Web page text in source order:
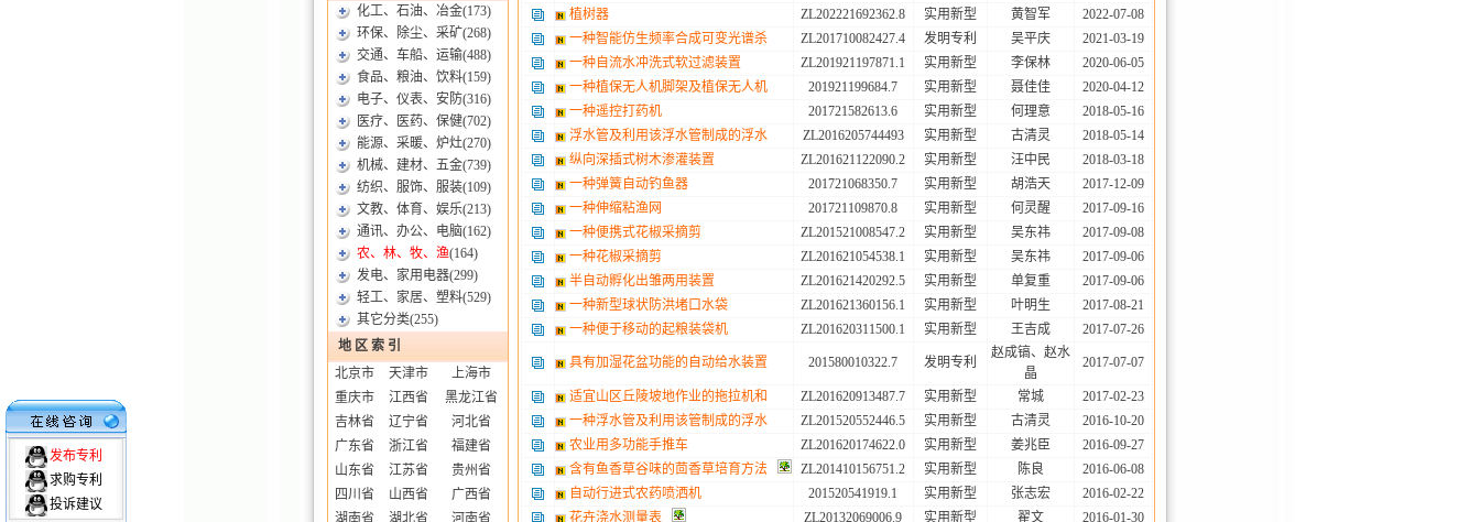
发布专利
求购专利
投诉建议
化工、石油、冶金(173)
环保、除尘、采矿(268)
交通、车船、运输(488)
食品、粮油、饮料(159)
电子、仪表、安防(316)
医疗、医药、保健(702)
能源、采暖、炉灶(270)
机械、建材、五金(739)
纺织、服饰、服装(109)
文教、体育、娱乐(213)
通讯、办公、电脑(162)
农、林、牧、渔(164)
发电、家用电器(299)
轻工、家居、塑料(529)
其它分类(255)
地 区 索 引
北京市
天津市
上海市
重庆市
江西省
黑龙江省
吉林省
辽宁省
河北省
广东省
浙江省
福建省
山东省
江苏省
贵州省
四川省
山西省
广西省
湖南省
湖北省 河南省
植树器 ZL202221692362.8 实用新型 黄智军
2022-07-08
一种智能仿生频率合成可变光谱杀
ZL201710082427.4 发明专利 吴平庆
2021-03-19
一种自流水冲洗式软过滤装置
ZL201921197871.1 实用新型 李保林
2020-06-05
一种植保无人机脚架及植保无人机
201921199684.7 实用新型 聂佳佳
2020-04-12
一种遥控打药机
201721582613.6 实用新型 何理意
2018-05-16
浮水管及利用该浮水管制成的浮水
ZL2016205744493 实用新型 古清灵
2018-05-14
纵向深插式树木渗灌装置
ZL201621122090.2 实用新型 汪中民
2018-03-18
一种弹簧自动钓鱼器
201721068350.7 实用新型 胡浩天
2017-12-09
一种伸缩粘渔网
201721109870.8 实用新型 何灵醒
2017-09-16
一种便携式花椒采摘剪
ZL201521008547.2 实用新型 吴东祎
2017-09-08
一种花椒采摘剪
ZL201621054538.1 实用新型 吴东祎
2017-09-06
半自动孵化出雏两用装置
ZL201621420292.5 实用新型 单复重
2017-09-06
一种新型球状防洪堵口水袋
ZL201621360156.1 实用新型 叶明生
2017-08-21
一种便于移动的起粮装袋机
ZL201620311500.1 实用新型 王吉成 2017-07-26
具有加湿花盆功能的自动给水装置 201580010322.7 发明专利
赵成镐、赵水
晶
2017-07-07
适宜山区丘陵坡地作业的拖拉机和 ZL201620913487.7 实用新型 常城
2017-02-23
一种浮水管及利用该管制成的浮水
ZL201520552446.5 实用新型 古清灵
2016-10-20
农业用多功能手推车
ZL201620174622.0 实用新型 姜兆臣
2016-09-27
含有鱼香草谷味的茴香草培育方法
ZL201410156751.2 实用新型 陈良
2016-06-08
自动行进式农药喷洒机
201520541919.1 实用新型 张志宏
2016-02-22
花卉浇水测量表
ZL20132069006.9 实用新型 翟文 2016-01-30